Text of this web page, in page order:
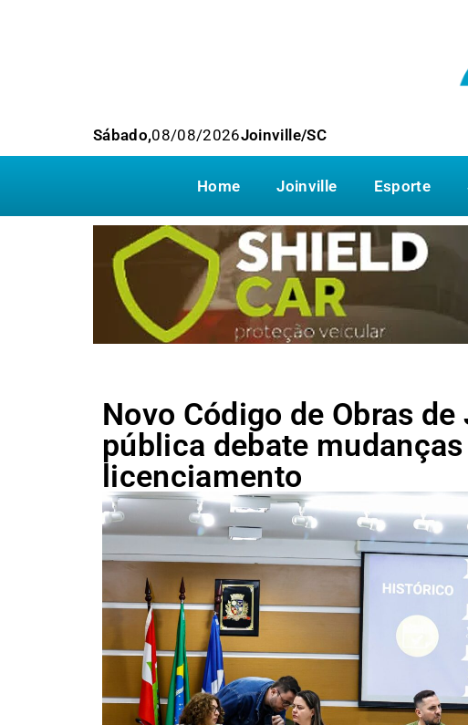
Sábado,08/08/2026Joinville/SC
Home Joinville Esporte
Novo Código de Obras
pública debate
licenciamento